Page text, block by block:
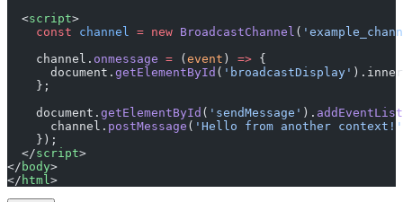
  <
script>
    const
channel = new BroadcastChannel (
    channel.
onmessage = ( event ) => {
      document.
getElementById ( 'broadcastDisplay'
    };
    document.
getElementById ( 'sendMessage' ).
      channel.
postMessage ( 'Hello from another context!'
    });
  </
script>
</ body>
</ html>